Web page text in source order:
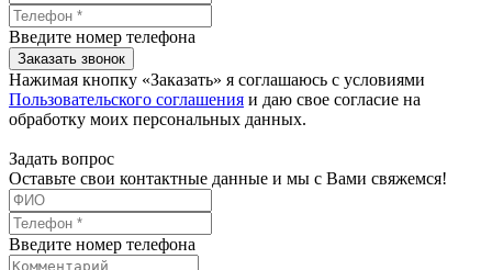
Введите номер телефона
Заказать звонок
Нажимая кнопку «Заказать» я соглашаюсь с условиями
Пользовательского соглашения и даю свое согласие на
обработку моих персональных данных.
Задать вопрос
Оставьте свои контактные данные и мы с Вами свяжемся!
Введите номер телефона